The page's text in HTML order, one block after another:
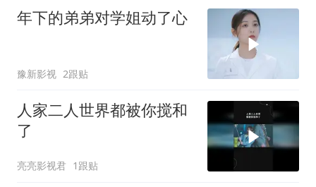
年下的弟弟对学姐动了心
豫新影视 2跟贴
人家二人世界都被你搅和
了
亮亮影视君 1跟贴